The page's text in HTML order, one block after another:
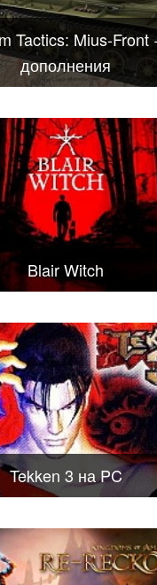
Tactics: Mius-Front
дополнения
Blair Witch
Tekken 3 на PC